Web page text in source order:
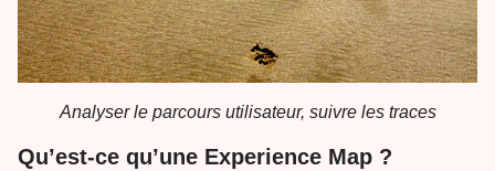
Analyser le parcours utilisateur, suivre les traces
Qu’est-ce qu’une Experience Map ?